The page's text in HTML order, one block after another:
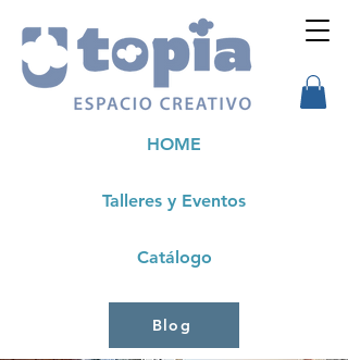
Talleres y Eventos
HOME
Catálogo
Blog